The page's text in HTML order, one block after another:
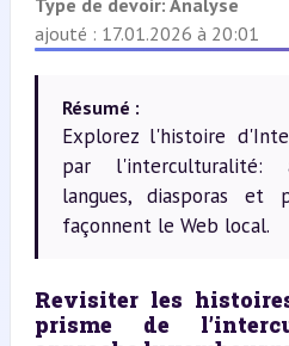
Type de devoir: Analyse
ajouté : 17.01.2026 à 20:01
Résumé :
Explorez l'histoire
par l'interculturalité:
langues, diasporas et
façonnent le Web local.
Revisiter les
prisme de